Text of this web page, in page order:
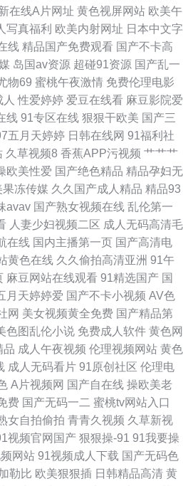
在线视频 无码av网址 国产男女AV 另类激
下载 精品福利av导航 国产在线一区情侣奶
一级一级 欧美精品资源网 成人福利视频大
com 日本丝袜美脚在线观看 91看片免费
洲黄业网站 不卡毛片一区 亚洲另类图区88
黑棍V欧美韩 蜜臀网91视频 91外网 亚洲婷
视频网 九一羞羞处女 香蕉视频黄在线 久久
文学综合网 伦理聚合一级 久久九九9热免
观看 AV影音资源站 青青草伊人久久网 97
区国产 麻豆久久视频播放 97超碰欧美在线
在线A片网址 黄色视屏网站 欧美午
写真福利 欧美内射网址 日本中文字
线 精品国产免费观看 国产不卡高
岛国av资源 超碰91资源 国产乱一
物69 蜜桃午夜激情 免费伦理电影
性爱婷婷 爱豆在线看 麻豆影院爱
线 91专区在线 狠狠干欧美 国产三
五月天婷婷 日韩在线网 91福利社
久草视频8 香蕉APP污视频 艹艹艹
欧美性爱 国产绝色精品 精品孕妇无
果冻传媒 久久国产成人精品 精品93
avav 国产熟女视频在线 乱伦第一
人妻少妇视频二区 成人无码高清毛
在线 国内主播第一页 国产高清电
黄色在线 久久偷拍高清亚洲 91午
麻豆网站在线观看 91精选国产 国
月天婷婷爱 国产不卡小视频 AV色
网 美女视频黄全免费 国产精品第
色图乱伦小说 免费成人软件 黄色网
品 成人午夜视频 伦理视频网站 黄色
成人无码看片 91原创社区 伦理电
A片视频网 国产自在线 操欧美老
费 国产无码一二 蜜桃tv网站入口
女自拍偷拍 青青久视频 久草新视
视频官网国产 狠狠操-91 91我要操
网站 91视频成人下载 国产无码色
勒比 欧美狠狠插 日韩精品高清 黄